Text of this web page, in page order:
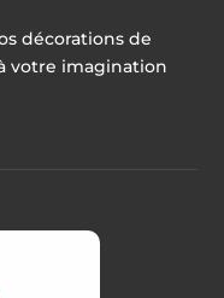
décorations de
votre imagination